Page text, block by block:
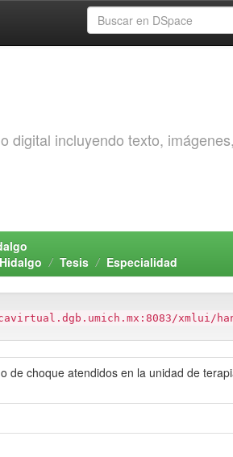
digital incluyendo texto, imágenes,
Tesis Especialidad
xmlui/
choque atendidos en la unidad de